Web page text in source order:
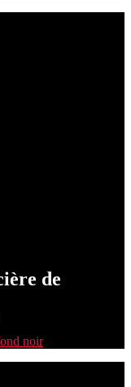
de